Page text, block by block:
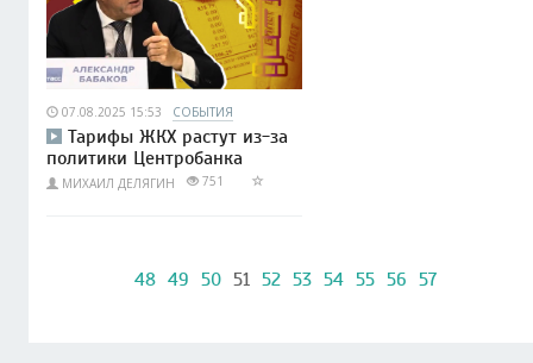
07.08.2025 15:53 СОБЫТИЯ
Тарифы ЖКХ растут из-за
политики Центробанка
МИХАИЛ ДЕЛЯГИН 751
48 49 50 51 52 53 54 55 56 57